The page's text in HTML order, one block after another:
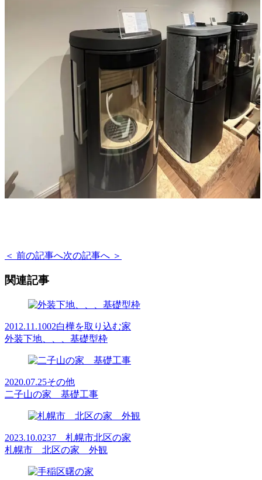
＜ 前の記事へ次の記事へ ＞
関連記事
2012.11.1002白樺を取り込む家
外装下地、、、基礎型枠
2020.07.25その他
二子山の家 基礎工事
2023.10.0237 札幌市北区の家
札幌市 北区の家 外観